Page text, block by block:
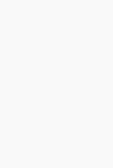
utgitt. Det kan ha